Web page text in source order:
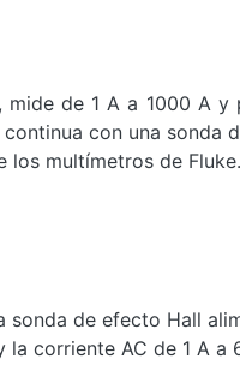
de 1 A a 1000 A
con una
los multímetros de Fluke.
sonda de efecto Hall
la corriente AC de 1 A a